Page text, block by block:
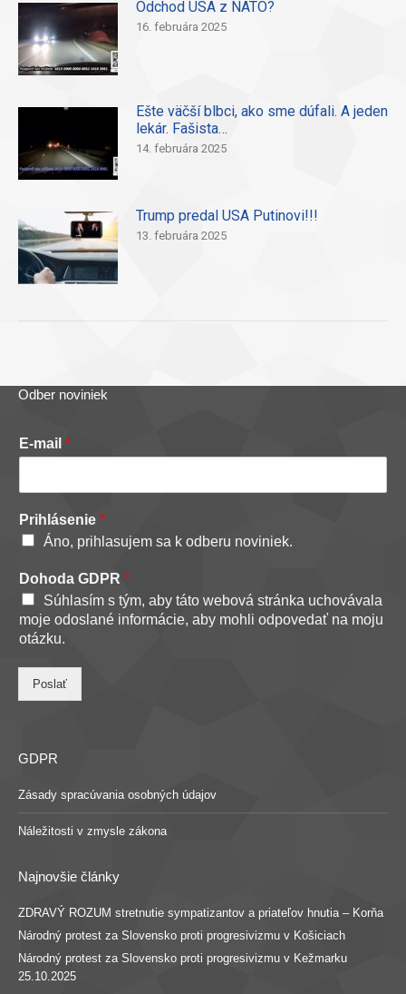
Odchod USA z NATO?
16. februára 2025
Ešte väčší blbci, ako sme dúfali. A jeden
lekár. Fašista…
14. februára 2025
Trump predal USA Putinovi!!!
13. februára 2025
Odber noviniek
E-mail *
Prihlásenie *
Áno, prihlasujem sa k odberu noviniek.
Dohoda GDPR *
Súhlasím s tým, aby táto webová stránka uchovávala
moje odoslané informácie, aby mohli odpovedať na moju
otázku.
Poslať
GDPR
Zásady spracúvania osobných údajov
Náležitosti v zmysle zákona
Najnovšie články
ZDRAVÝ ROZUM stretnutie sympatizantov a priateľov hnutia – Korňa
Národný protest za Slovensko proti progresivizmu v Košiciach
Národný protest za Slovensko proti progresivizmu v Kežmarku
25.10.2025